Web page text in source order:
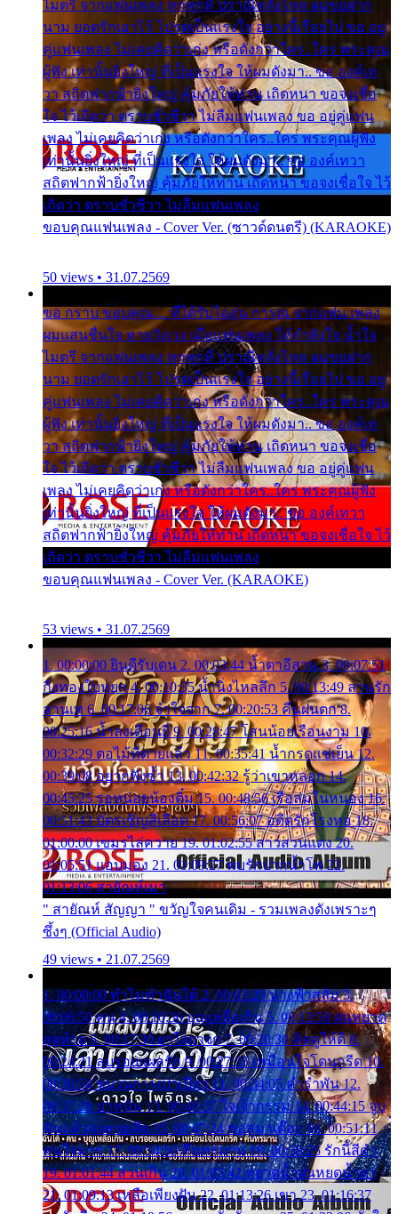
ไมตรี จากแฟนเพลง ทุกทุกที่ ปราณีหลั่งไหล ผมขอฝาก
นาม ยอดรักเอาไว้ โปรดเป็นแรงใจ อย่างนี้เรื่อยไป ขอ อยู่
คู่แฟนเพลง ไม่เคยคิดว่าเก่ง หรือดังกว่าใคร..ใคร พระคุณ
ผู้ฟัง เท่านั้นยิ่งใหญ่ ที่เป็นแรงใจ ให้ผมดังมา.. ขอ องค์เท
วา สถิตฟากฟ้ายิ่งใหญ่ คุ้มภัยให้ท่าน เถิดหนา ขอจงเชื่อ
ใจ ไว้เถิดว่า ตราบชั่วชีวา ไม่ลืมแฟนเพลง ขอ อยู่คู่แฟน
เพลง ไม่เคยคิดว่าเก่ง หรือดังกว่าใคร..ใคร พระคุณผู้ฟัง
เท่านั้นยิ่งใหญ่ ที่เป็นแรงใจ ให้ผมดังมา.. ขอ องค์เทวา
สถิตฟากฟ้ายิ่งใหญ่ คุ้มภัยให้ท่าน เถิดหนา ขอจงเชื่อใจ ไว้
เถิดว่า ตราบชั่วชีวา ไม่ลืมแฟนเพลง
ขอบคุณแฟนเพลง - Cover Ver. (ซาวด์ดนตรี) (KARAOKE)
50 views • 31.07.2569
ขอ กราบ ขอบคุณ.... ที่ได้รับไออุ่น การุณ จากแฟน เพลง
ผมแสนชื่นใจ หายวังเวง เมื่อแฟนเพลง ให้กำลังใจ น้ำใจ
ไมตรี จากแฟนเพลง ทุกทุกที่ ปราณีหลั่งไหล ผมขอฝาก
นาม ยอดรักเอาไว้ โปรดเป็นแรงใจ อย่างนี้เรื่อยไป ขอ อยู่
คู่แฟนเพลง ไม่เคยคิดว่าเก่ง หรือดังกว่าใคร..ใคร พระคุณ
ผู้ฟัง เท่านั้นยิ่งใหญ่ ที่เป็นแรงใจ ให้ผมดังมา.. ขอ องค์เท
วา สถิตฟากฟ้ายิ่งใหญ่ คุ้มภัยให้ท่าน เถิดหนา ขอจงเชื่อ
ใจ ไว้เถิดว่า ตราบชั่วชีวา ไม่ลืมแฟนเพลง ขอ อยู่คู่แฟน
เพลง ไม่เคยคิดว่าเก่ง หรือดังกว่าใคร..ใคร พระคุณผู้ฟัง
เท่านั้นยิ่งใหญ่ ที่เป็นแรงใจ ให้ผมดังมา.. ขอ องค์เทวา
สถิตฟากฟ้ายิ่งใหญ่ คุ้มภัยให้ท่าน เถิดหนา ขอจงเชื่อใจ ไว้
เถิดว่า ตราบชั่วชีวา ไม่ลืมแฟนเพลง
ขอบคุณแฟนเพลง - Cover Ver. (KARAOKE)
53 views • 31.07.2569
1. 00:00:00 ยินดีรับเดน 2. 00:03:44 น้ำตาอีสาน 3. 00:07:51
กิ่งทองใบหยก 4. 00:10:35 น้ำนิ่งไหลลึก 5. 00:13:49 ลานรัก
ลานเท 6. 00:17:06 จำใจจาก 7. 00:20:53 คืนฝนตก 8.
00:25:16 น้ำลงเดือนยี่ 9. 00:28:47 โสนน้อยเรือนงาม 10.
00:32:29 ตอไม้ที่ตายแล้ว 11. 00:35:41 น้ำกรดแช่เย็น 12.
00:39:08 อยากฟังซ้ำ 13. 00:42:32 รู้ว่าเขาหลอก 14.
00:45:25 รอหน่อยน้องติ๋ม 15. 00:48:56 เรือล่มในหนอง 16.
00:51:43 บัตรเชิญสีเลือด 17. 00:56:07 อดีตรักโรงทอ 18.
01:00:00 เขมรไล่ควาย 19. 01:02:55 สาวสวนแตง 20.
01:05:51 แอบมอง 21. 01:09:27 พบรักปากน้ำโพ 22.
01:13:06 สายัณห์เมา
" สายัณห์ สัญญา " ขวัญใจคนเดิม - รวมเพลงดังเพราะๆ
ซึ้งๆ (Official Audio)
49 views • 21.07.2569
1. 00:00:00 ทำไมทำฉันได้ 2. 00:03:20 นางฟ้าสลัม 3.
00:06:50 คน 4. 00:10:36 บุญเหลือเกิน 5. 00:13:58 ฝนหยาด
สุดท้าย 6. 00:17:30 ยาใจยาจก 7. 00:20:30 คิดดูให้ดี 8.
00:24:21 ลบรอยแผลรัก 9. 00:27:35 เหมือนใจโดนกรีด 10.
00:30:54 ขบวนการเปาเปียว 11. 00:34:05 คำรำพัน 12.
00:37:20 ปาหนัน 13. 00:40:37 ใจเจ้ากรรม 14. 00:44:15 จูบ
ฉันแล้วจงตายเสีย 15. 00:47:24 ขอสูมาเต๊อะ 16. 00:51:11
คนใจมาร 17. 00:54:50 คืนทรมาน 18. 00:58:25 รักนี้สีดำ
19. 01:01:44 ส่วนเกิน 20. 01:05:42 หยาดน้ำฝนหยดน้ำตา
21. 01:09:13 เหลือเพียงฝัน 22. 01:13:26 เขา 23. 01:16:37